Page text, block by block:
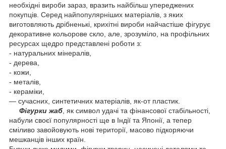
необхідні вироби зараз, вразить найбільш упереджених
покупців. Серед найпопулярніших матеріалів, з яких
виготовляють дрібненькі, крихітні вироби найчастіше фігурує
декоративне кольорове скло, але, зрозуміло, на профільних
ресурсах щедро представлені роботи з:
- натуральних мінералів,
- дерева,
- кожи,
- металів,
- кераміки,
— сучасних, синтетичних матеріалів, як-от пластик.
Фігурки жаб , як символ удачі та фінансової стабільності,
набули своєї популярності ще в Індії та Японії, а тепер
сміливо завойовують нові території, масово підкоряючи
мешканців інших країн.